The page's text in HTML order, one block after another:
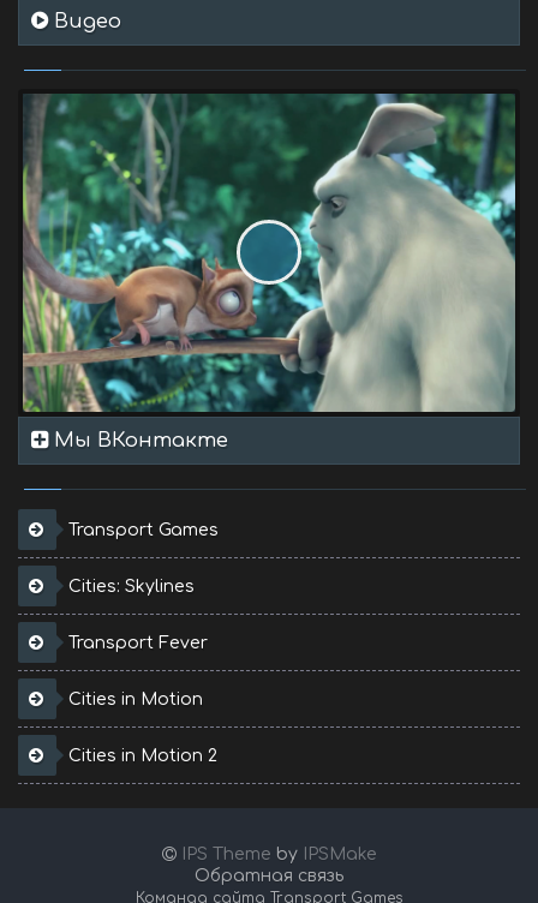
Видео
Мы ВКонтакте
Transport Games
Cities: Skylines
Transport Fever
Cities in Motion
Cities in Motion 2
IPS Theme by
IPSMake
Обратная связь
Команда сайта Transport Games